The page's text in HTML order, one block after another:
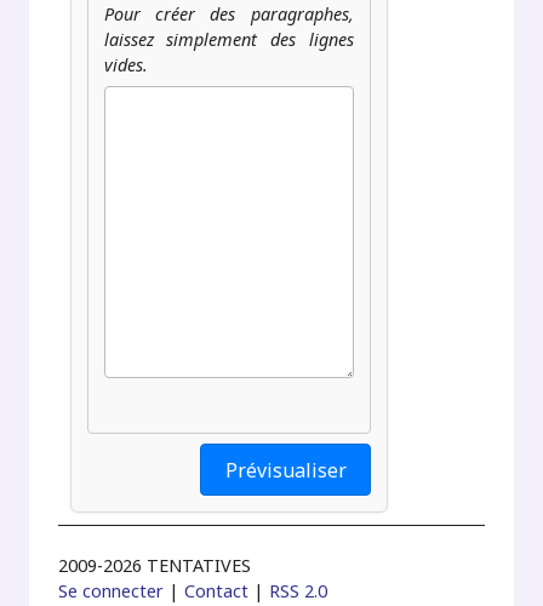
Pour créer des paragraphes,
laissez simplement des lignes
vides.
2009-2026 TENTATIVES
Se connecter |Contact | RSS 2.0